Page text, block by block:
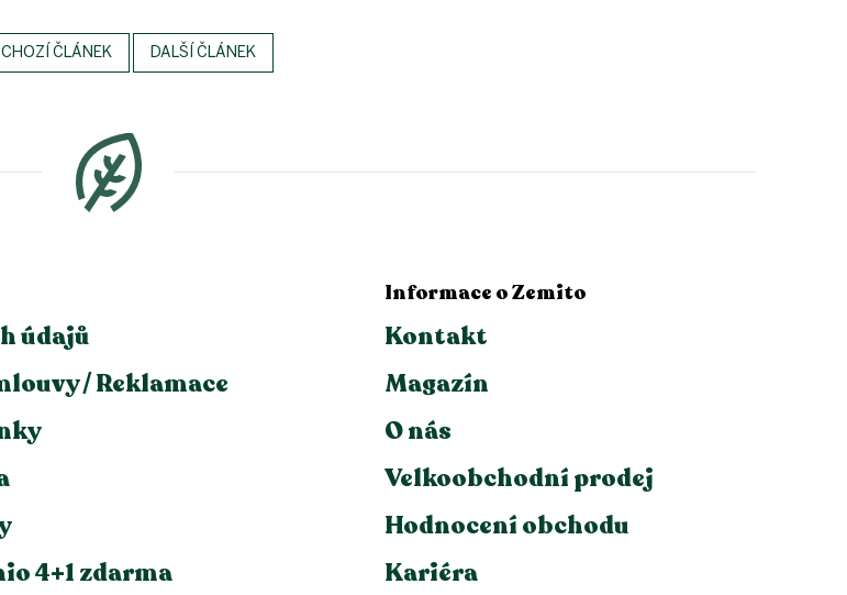
ČLÁNEK DALŠÍ ČLÁNEK
údajů
/ Reklamace
4+1 zdarma
Informace o Zemito
Kontakt
Magazín
O nás
Velkoobchodní prodej
Hodnocení obchodu
Kariéra